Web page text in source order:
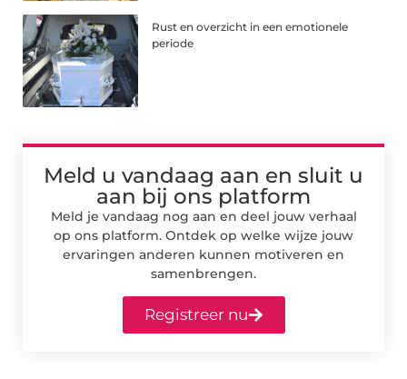
Rust en overzicht in een emotionele
periode
Meld u vandaag aan en sluit u
aan bij ons platform
Meld je vandaag nog aan en deel jouw verhaal
op ons platform. Ontdek op welke wijze jouw
ervaringen anderen kunnen motiveren en
samenbrengen.
Registreer nu